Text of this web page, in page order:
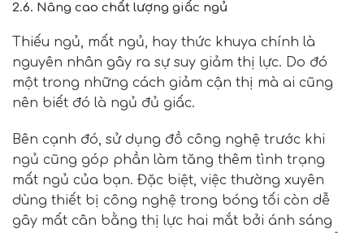
2.6. Nâng cao chất lượng giấc ngủ
Thiếu ngủ, mất ngủ, hay thức khuya chính là
nguyên nhân gây ra sự suy giảm thị lực. Do đó
một trong những cách giảm cận thị mà ai cũng
nên biết đó là ngủ đủ giấc.
Bên cạnh đó, sử dụng đồ công nghệ trước khi
ngủ cũng góp phần làm tăng thêm tình trạng
mất ngủ của bạn. Đặc biệt, việc thường xuyên
dùng thiết bị công nghệ trong bóng tối còn dễ
gây mất cân bằng thị lực hai mắt bởi ánh sáng